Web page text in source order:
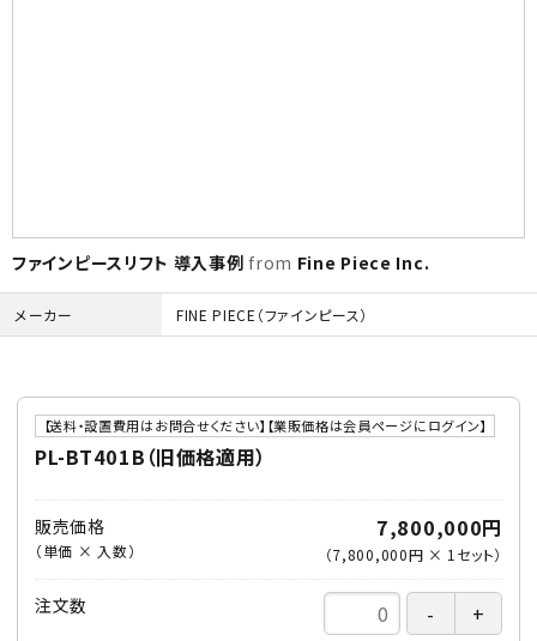
ファインピースリフト 導入事例 from Fine Piece Inc.
メーカー FINE PIECE（ファインピース）
【送料・設置費用はお問合せください】【業販価格は会員ページにログイン】
PL-BT401B（旧価格適用）
販売価格
（単価 × 入数）
7,800,000円
（7,800,000円 × 1 セット）
注文数